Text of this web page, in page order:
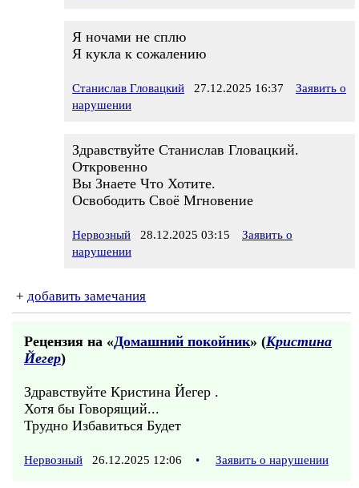
Я ночами не сплю
Я кукла к сожалению
Станислав Гловацкий 27.12.2025 16:37
Заявить о
нарушении
Здравствуйте Станислав Гловацкий.
Откровенно
Вы Знаете Что Хотите.
Освободить Своё Мгновение
Нервозный 28.12.2025 03:15
Заявить о
нарушении
+ добавить замечания
Рецензия на «Домашний покойник» (Кристина
Йегер)
Здравствуйте Кристина Йегер .
Хотя бы Говорящий...
Трудно Избавиться Будет
Нервозный 26.12.2025 12:06 • Заявить о нарушении